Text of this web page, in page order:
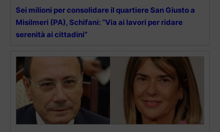
Sei milioni per consolidare il quartiere San Giusto a
Misilmeri (PA), Schifani: “Via ai lavori per ridare
serenità ai cittadini”